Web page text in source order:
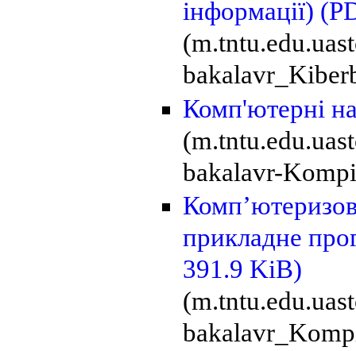
інформації)
Комп'ютерні
bakalavr-
прикладне
391.9 KiB)